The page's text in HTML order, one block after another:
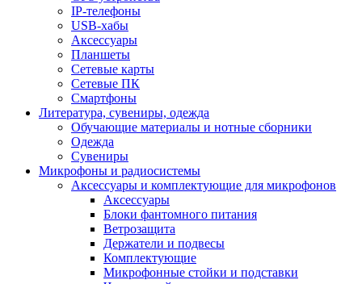
IP-телефоны
USB-хабы
Аксессуары
Планшеты
Сетевые карты
Сетевые ПК
Смартфоны
Литература, сувениры, одежда
Обучающие материалы и нотные сборники
Одежда
Сувениры
Микрофоны и радиосистемы
Аксессуары и комплектующие для микрофонов
Аксессуары
Блоки фантомного питания
Ветрозащита
Держатели и подвесы
Комплектующие
Микрофонные стойки и подставки